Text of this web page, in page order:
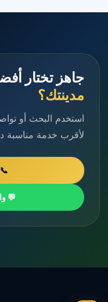
جاهز تختار
مدينتك؟
استخدم البحث أو
لأقرب خدمة مناسبة
💬